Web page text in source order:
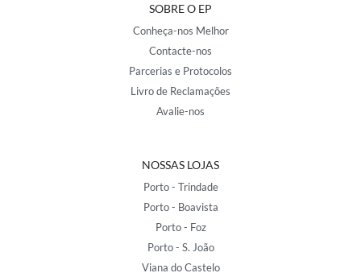
SOBRE O EP
Conheça-nos Melhor
Contacte-nos
Parcerias e Protocolos
Livro de Reclamações
Avalie-nos
NOSSAS LOJAS
Porto - Trindade
Porto - Boavista
Porto - Foz
Porto - S. João
Viana do Castelo